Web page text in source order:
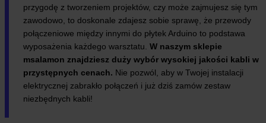
przygodę z tworzeniem projektów, czy może zajmujesz się tym
zawodowo, to doskonale zdajesz sobie sprawę, że przewody
połączeniowe między innymi do płytek Arduino to podstawa
wyposażenia każdego warsztatu. W naszym sklepie
msalamon znajdziesz duży wybór wysokiej jakości kabli w
przystępnych cenach. Nie pozwól, aby w Twojej instalacji
elektrycznej zabrakło połączeń i już dziś zamów zestaw
niezbędnych kabli!